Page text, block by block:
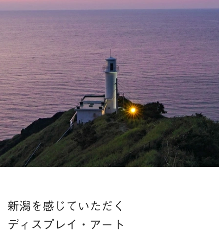
新潟を感じていただく
ディスプレイ・アート